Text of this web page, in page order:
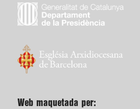
Web maquetada per: